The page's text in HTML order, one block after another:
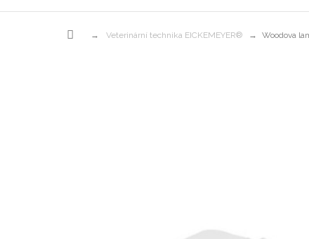
→ Veterinární technika EICKEMEYER® → Woodova